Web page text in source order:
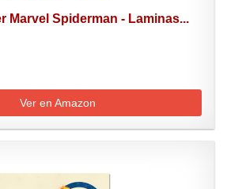
Marvel Spiderman - Laminas...
Ver en Amazon